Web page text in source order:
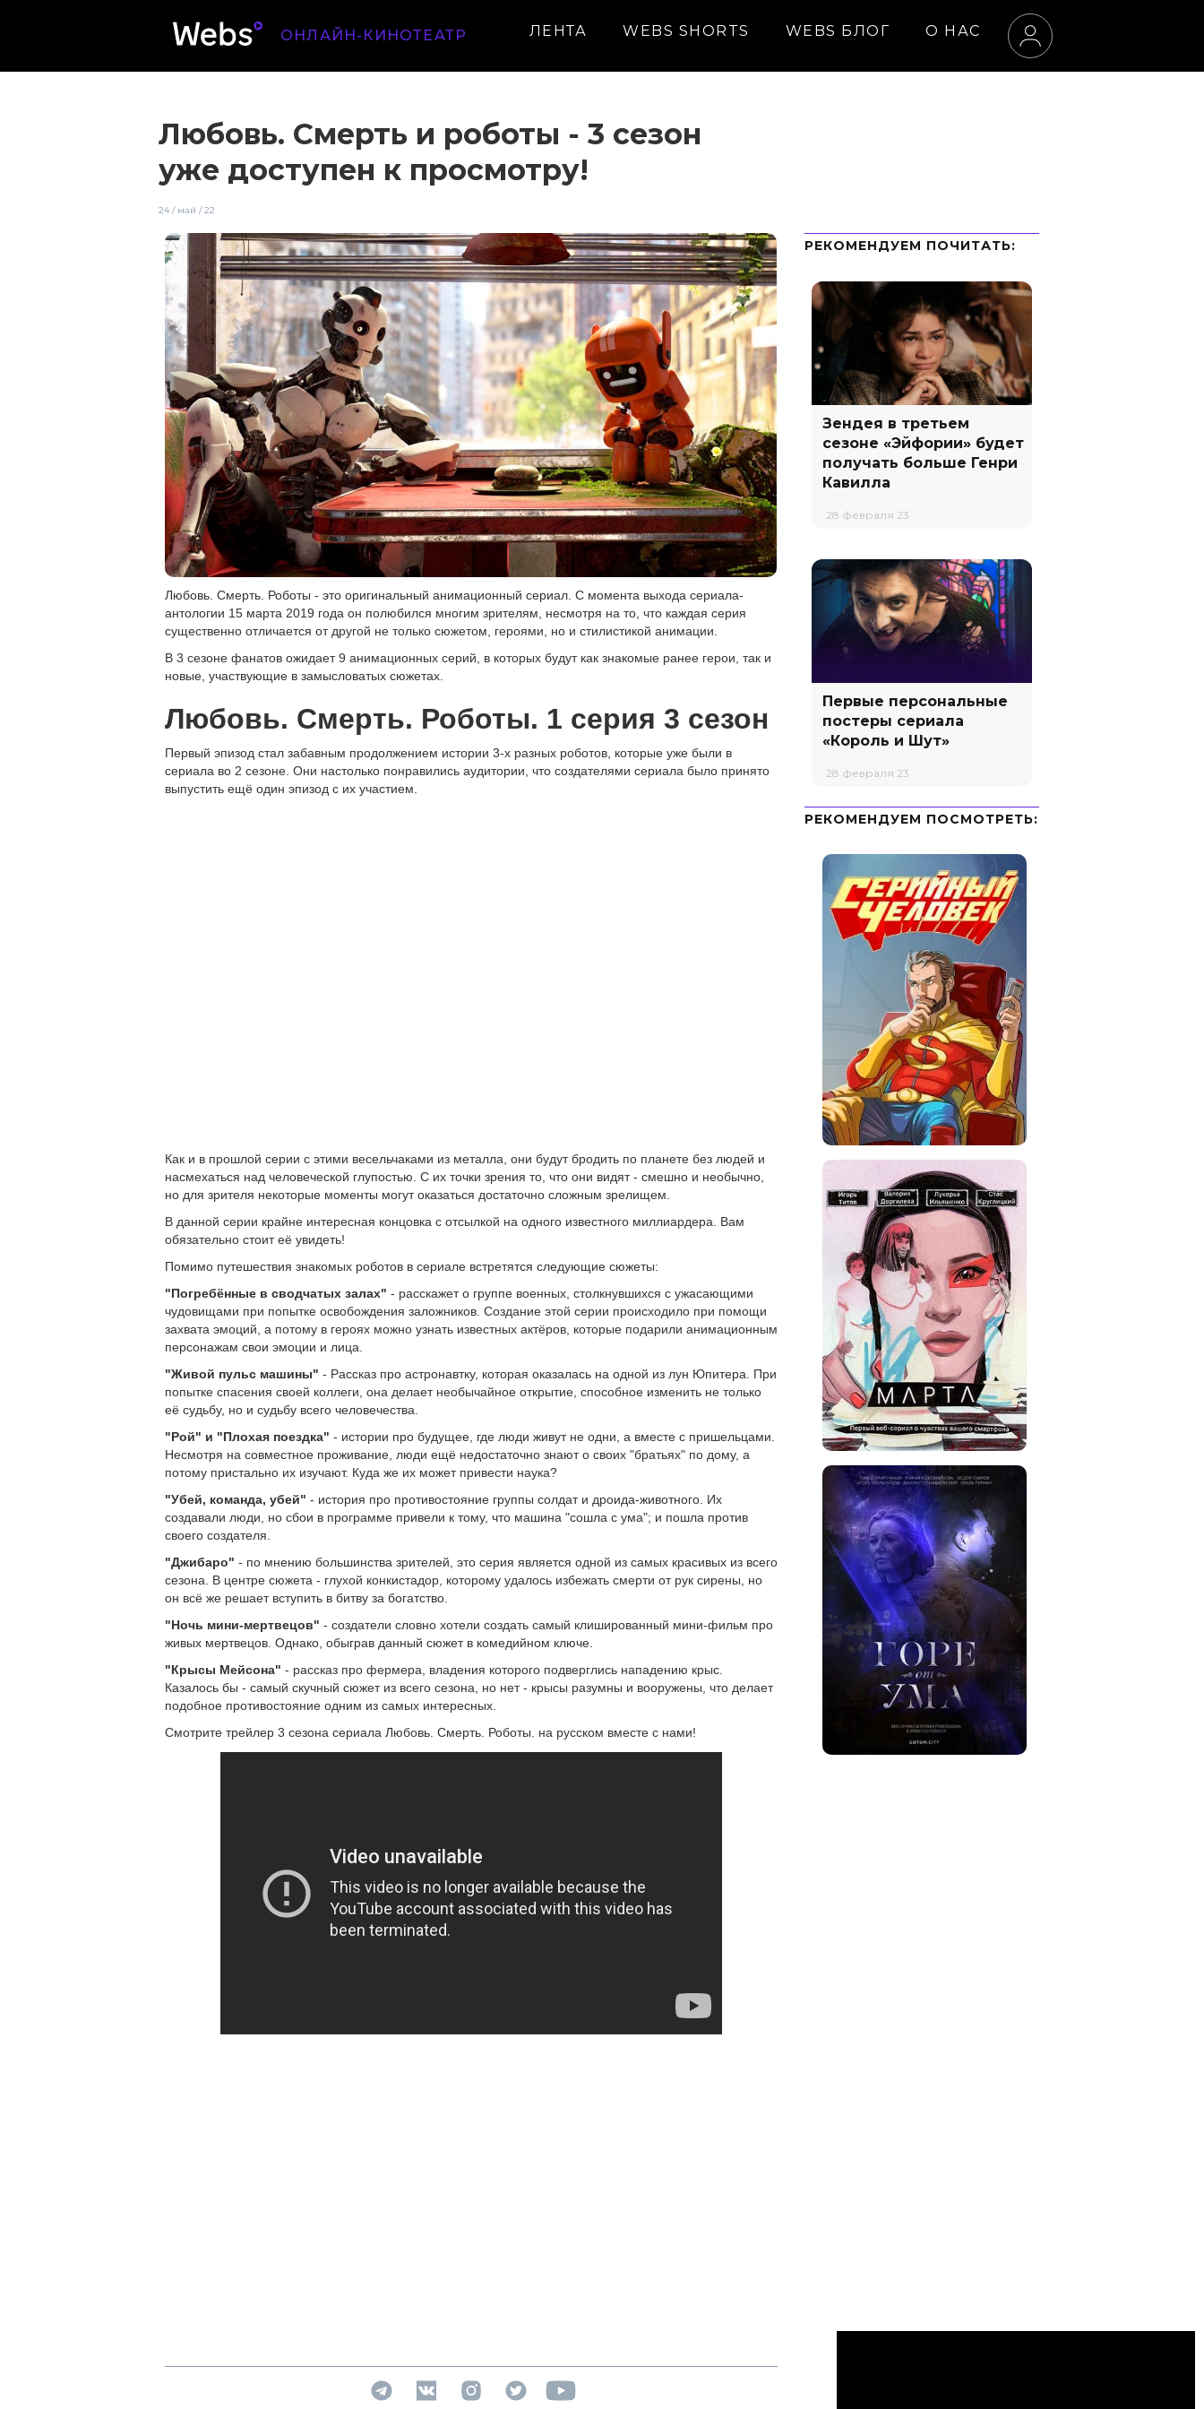
ОНЛАЙН-КИНОТЕАТР ЛЕНТА WEBS SHORTS WEBS БЛОГ О НАС
Любовь. Смерть и роботы - 3 сезон
уже доступен к просмотру!
24 / май / 22
Любовь. Смерть. Роботы - это оригинальный анимационный сериал. С момента выхода сериала-
антологии 15 марта 2019 года он полюбился многим зрителям, несмотря на то, что каждая серия
существенно отличается от другой не только сюжетом, героями, но и стилистикой анимации.
В 3 сезоне фанатов ожидает 9 анимационных серий, в которых будут как знакомые ранее герои, так и
новые, участвующие в замысловатых сюжетах.
Любовь. Смерть. Роботы. 1 серия 3 сезон
Первый эпизод стал забавным продолжением истории 3-х разных роботов, которые уже были в
сериала во 2 сезоне. Они настолько понравились аудитории, что создателями сериала было принято
выпустить ещё один эпизод с их участием.
Как и в прошлой серии с этими весельчаками из металла, они будут бродить по планете без людей и
насмехаться над человеческой глупостью. С их точки зрения то, что они видят - смешно и необычно,
но для зрителя некоторые моменты могут оказаться достаточно сложным зрелищем.
В данной серии крайне интересная концовка с отсылкой на одного известного миллиардера. Вам
обязательно стоит её увидеть!
Помимо путешествия знакомых роботов в сериале встретятся следующие сюжеты:
"Погребённые в сводчатых залах" - расскажет о группе военных, столкнувшихся с ужасающими
чудовищами при попытке освобождения заложников. Создание этой серии происходило при помощи
захвата эмоций, а потому в героях можно узнать известных актёров, которые подарили анимационным
персонажам свои эмоции и лица.
"Живой пульс машины" - Рассказ про астронавтку, которая оказалась на одной из лун Юпитера. При
попытке спасения своей коллеги, она делает необычайное открытие, способное изменить не только
её судьбу, но и судьбу всего человечества.
"Рой" и "Плохая поездка" - истории про будущее, где люди живут не одни, а вместе с пришельцами.
Несмотря на совместное проживание, люди ещё недостаточно знают о своих "братьях" по дому, а
потому пристально их изучают. Куда же их может привести наука?
"Убей, команда, убей" - история про противостояние группы солдат и дроида-животного. Их
создавали люди, но сбои в программе привели к тому, что машина "сошла с ума"; и пошла против
своего создателя.
"Джибаро" - по мнению большинства зрителей, это серия является одной из самых красивых из всего
сезона. В центре сюжета - глухой конкистадор, которому удалось избежать смерти от рук сирены, но
он всё же решает вступить в битву за богатство.
"Ночь мини-мертвецов" - создатели словно хотели создать самый клишированный мини-фильм про
живых мертвецов. Однако, обыграв данный сюжет в комедийном ключе.
"Крысы Мейсона" - рассказ про фермера, владения которого подверглись нападению крыс.
Казалось бы - самый скучный сюжет из всего сезона, но нет - крысы разумны и вооружены, что делает
подобное противостояние одним из самых интересных.
Смотрите трейлер 3 сезона сериала Любовь. Смерть. Роботы. на русском вместе с нами!
РЕКОМЕНДУЕМ ПOЧИТАТЬ:
Зендея в третьем
сезоне «Эйфории» будет
получать больше Генри
Кавилла
28 февраля 23
Первые персональные
постеры сериала
«Король и Шут»
28 февраля 23
РЕКОМЕНДУЕМ ПОСМОТРЕТЬ: